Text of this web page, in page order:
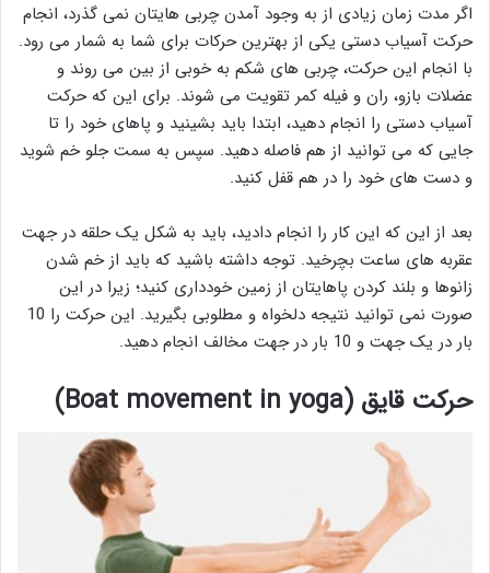
اگر مدت زمان زیادی از به وجود آمدن چربی هایتان نمی گذرد، انجام
حرکت آسیاب دستی یکی از بهترین حرکات برای شما به شمار می رود.
با انجام این حرکت، چربی های شکم به خوبی از بین می روند و
عضلات بازو، ران و فیله کمر تقویت می شوند. برای این که حرکت
آسیاب دستی را انجام دهید، ابتدا باید بشینید و پاهای خود را تا
جایی که می توانید از هم فاصله دهید. سپس به سمت جلو خم شوید
و دست های خود را در هم قفل کنید.
بعد از این که این کار را انجام دادید، باید به شکل یک حلقه در جهت
عقربه های ساعت بچرخید. توجه داشته باشید که باید از خم شدن
زانوها و بلند کردن پاهایتان از زمین خودداری کنید؛ زیرا در این
صورت نمی توانید نتیجه دلخواه و مطلوبی بگیرید. این حرکت را 10
بار در یک جهت و 10 بار در جهت مخالف انجام دهید.
حرکت قایق (Boat movement in yoga )